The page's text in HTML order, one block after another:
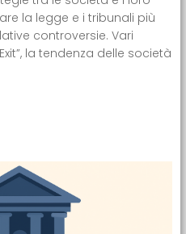
la legge e i tribunali più
controversie. Vari
la tendenza delle società